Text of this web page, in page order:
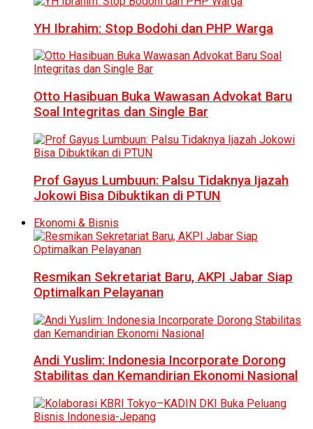
YH Ibrahim: Stop Bodohi dan PHP Warga
Otto Hasibuan Buka Wawasan Advokat Baru
Soal Integritas dan Single Bar
Prof Gayus Lumbuun: Palsu Tidaknya Ijazah
Jokowi Bisa Dibuktikan di PTUN
Ekonomi & Bisnis
Resmikan Sekretariat Baru, AKPI Jabar Siap
Optimalkan Pelayanan
Andi Yuslim: Indonesia Incorporate Dorong
Stabilitas dan Kemandirian Ekonomi Nasional